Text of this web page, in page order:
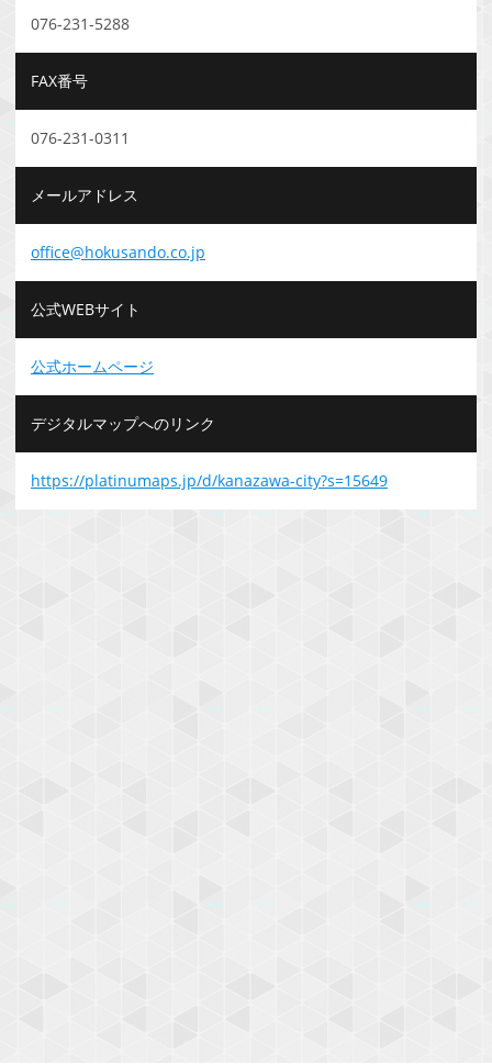
076-231-5288
FAX番号
076-231-0311
メールアドレス
office@hokusando.co.jp
公式WEBサイト
公式ホームページ
デジタルマップへのリンク
https://platinumaps.jp/d/kanazawa-city?s=15649